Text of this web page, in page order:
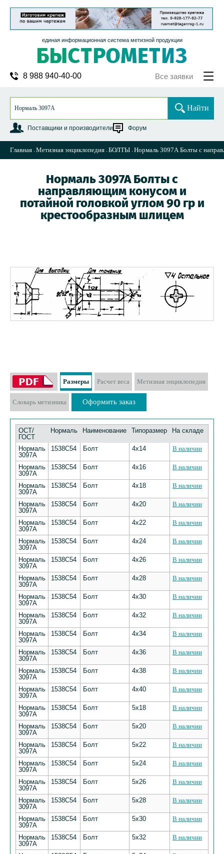
единая информационная система метизной продукции
8 988 940-40-00 Все заявки
Поставщики и производители Форум
Найти
Главная Метизная энциклопедия БОЛТЫ Нормаль 3097А Болты с
Нормаль 3097А Болты с
направляющим конусом и
потайной головкой углом 90 гр и
крестообразным шлицем
Размеры Расчет веса Метизная энциклопедия
Словарь метизника Оформить заказ
ОСТ/
ГОСТ
Нормаль Наименование Типоразмер На складе
Нормаль
3097А
1538С54 Болт 4х14 В наличии
Нормаль
3097А
1538С54 Болт 4х16 В наличии
Нормаль
3097А
1538С54 Болт 4х18 В наличии
Нормаль
3097А
1538С54 Болт 4х20 В наличии
Нормаль
3097А
1538С54 Болт 4х22 В наличии
Нормаль
3097А
1538С54 Болт 4х24 В наличии
Нормаль
3097А
1538С54 Болт 4х26 В наличии
Нормаль
3097А
1538С54 Болт 4х28 В наличии
Нормаль
3097А
1538С54 Болт 4х30 В наличии
Нормаль
3097А
1538С54 Болт 4х32 В наличии
Нормаль
3097А
1538С54 Болт 4х34 В наличии
Нормаль
3097А
1538С54 Болт 4х36 В наличии
Нормаль
3097А
1538С54 Болт 4х38 В наличии
Нормаль
3097А
1538С54 Болт 4х40 В наличии
Нормаль
3097А
1538С54 Болт 5х18 В наличии
Нормаль
3097А
1538С54 Болт 5х20 В наличии
Нормаль
3097А
1538С54 Болт 5х22 В наличии
Нормаль
3097А
1538С54 Болт 5х24 В наличии
Нормаль
3097А
1538С54 Болт 5х26 В наличии
Нормаль
3097А
1538С54 Болт 5х28 В наличии
Нормаль
3097А
1538С54 Болт 5х30 В наличии
Нормаль
3097А
1538С54 Болт 5х32 В наличии